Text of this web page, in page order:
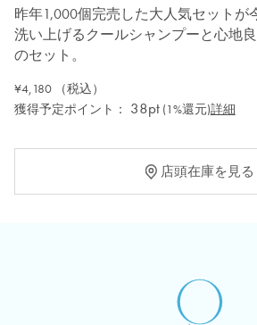
昨年1,000個完売した大人気セットが
洗い上げるクールシャンプーと心地
のセット。
¥4,180（税込）
獲得予定ポイント：
38pt (1%還元)詳細
店頭在庫を見る